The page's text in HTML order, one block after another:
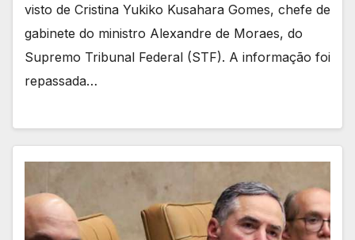
visto de Cristina Yukiko Kusahara Gomes, chefe de
gabinete do ministro Alexandre de Moraes, do
Supremo Tribunal Federal (STF). A informação foi
repassada…